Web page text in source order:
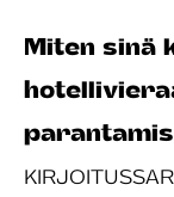
Miten sinä